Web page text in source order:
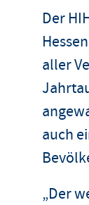
Der
aller
auch
„Der